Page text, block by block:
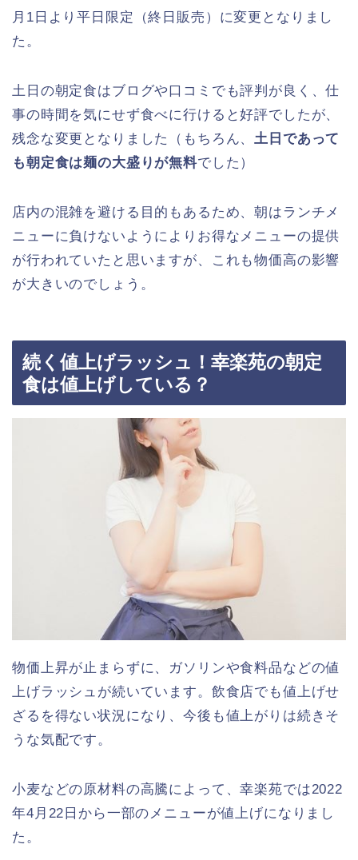
月1日より平日限定（終日販売）に変更となりまし
た。
土日の朝定食はブログや口コミでも評判が良く、仕
事の時間を気にせず食べに行けると好評でしたが、
残念な変更となりました（もちろん、土日であって
も朝定食は麺の大盛りが無料でした）
店内の混雑を避ける目的もあるため、朝はランチメ
ニューに負けないようによりお得なメニューの提供
が行われていたと思いますが、これも物価高の影響
が大きいのでしょう。
続く値上げラッシュ！幸楽苑の朝定
食は値上げしている？
物価上昇が止まらずに、ガソリンや食料品などの値
上げラッシュが続いています。飲食店でも値上げせ
ざるを得ない状況になり、今後も値上がりは続きそ
うな気配です。
小麦などの原材料の高騰によって、幸楽苑では2022
年4月22日から一部のメニューが値上げになりまし
た。